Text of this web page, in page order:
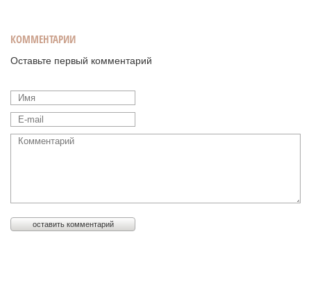
КОММЕНТАРИИ
Оставьте первый комментарий